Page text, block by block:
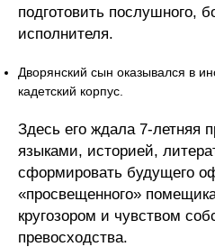
подготовить послушного,
исполнителя.
Дворянский сын оказывался в
кадетский корпус.
Здесь его ждала 7-летняя
языками, историей,
сформировать будущего
«просвещенного»
кругозором и чувством
превосходства.